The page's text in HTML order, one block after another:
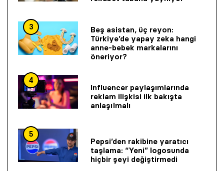
3
Beş asistan, üç reyon:
Türkiye’de yapay zeka hangi
anne-bebek markalarını
öneriyor?
4
Influencer paylaşımlarında
reklam ilişkisi ilk bakışta
anlaşılmalı
5
Pepsi’den rakibine yaratıcı
taşlama: “Yeni” logosunda
hiçbir şeyi değiştirmedi